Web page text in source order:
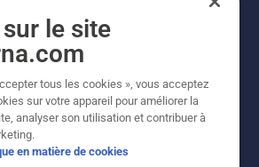
(publ). Tous droits réservés. Les prix
prix de vente conseillés. Photos non
les prix indiqués sont des prix de
le site
tous les cookies », vous acceptez
sur votre appareil pour améliorer la
analyser son utilisation et contribuer à
en matière de cookies